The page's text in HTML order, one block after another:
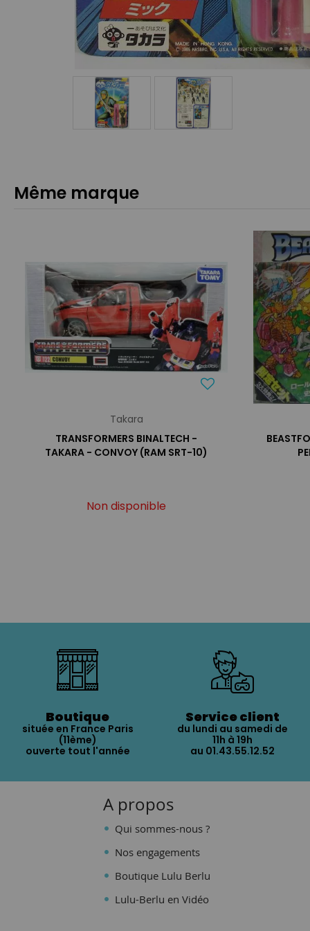
Même marque
Takara
TRANSFORMERS BINALTECH -
TAKARA - CONVOY (RAM SRT-10)
Non disponible
Boutique
située en France Paris
(11ème)
ouverte tout l'année
Service client
du lundi au samedi de
11h à 19h
au 01.43.55.12.52
A propos
Qui sommes-nous ?
Nos engagements
Boutique Lulu Berlu
Lulu-Berlu en Vidéo